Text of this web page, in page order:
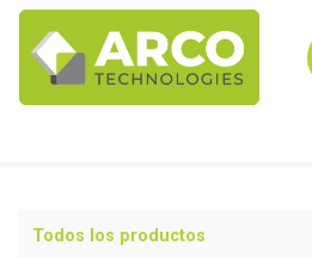
Todos los productos